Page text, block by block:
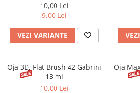
Lip gloss/luciu buze
Ruj solid/lichid
Creion contur
Masca buze
Machiaj Sprancene
Creion sprancene
10,00 Lei
9,00 Lei
VEZI VARIANTE
Oja 3D, Flat Brush 42 Gabrini
13 ml
10,00 Lei
Oja